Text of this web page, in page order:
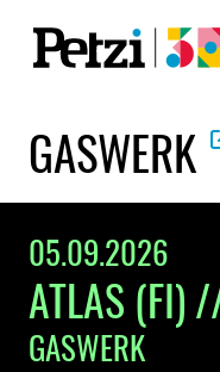
GASWERK
05.09.2026
ATLAS (FI)
GASWERK